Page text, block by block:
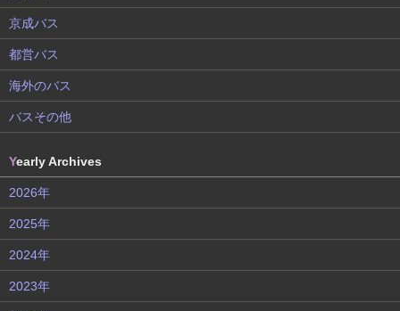
京成バス
都営バス
海外のバス
バスその他
Yearly Archives
2026年
2025年
2024年
2023年